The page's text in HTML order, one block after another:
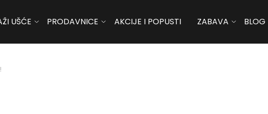
UŠĆE PRODAVNICE AKCIJE I POPUSTI ZABAVA BLOG